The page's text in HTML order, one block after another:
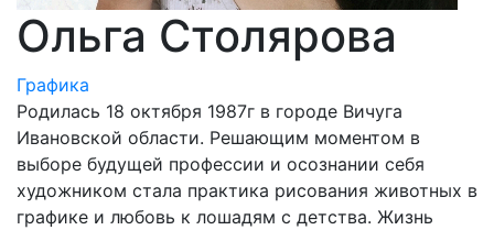
Ольга Столярова
Графика
Родилась 18 октября 1987г в городе Вичуга
Ивановской области. Решающим моментом в
выборе будущей профессии и осознании себя
художником стала практика рисования животных в
графике и любовь к лошадям с детства. Жизнь